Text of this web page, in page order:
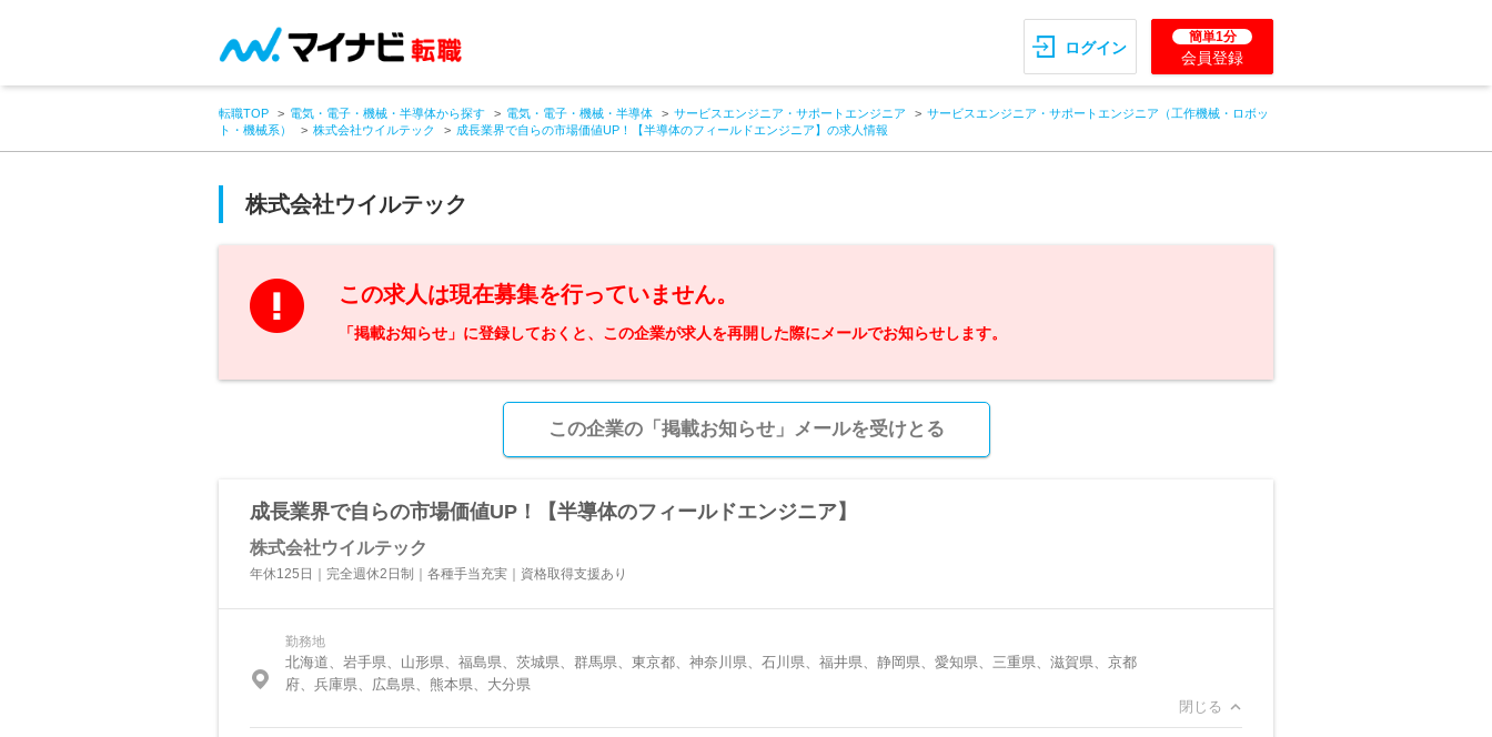
ログイン
簡単1分
会員登録
転職TOP 電気・電子・機械・半導体から探す 電気・電子・機械・半導体 サービスエンジニア・サポートエンジニア
サービスエンジニア・サポートエンジニア（工作機械・ロボッ
ト・機械系）
株式会社ウイルテック 成長業界で自らの市場価値UP！【半導体のフィールドエンジニア】の求人情報
株式会社ウイルテック
この求人は現在募集を行っていません。
「掲載お知らせ」に登録しておくと、この企業が求人を再開した際にメールでお知らせします。
この企業の「掲載お知らせ」メールを受けとる
成長業界で自らの市場価値UP！【半導体のフィールドエンジニア】
株式会社ウイルテック
年休125日｜完全週休2日制｜各種手当充実｜資格取得支援あり
勤務地
北海道、岩手県、山形県、福島県、茨城県、群馬県、東京都、神奈川県、石川県、福井県、静岡県、愛知県、三重県、滋賀県、京都
府、兵庫県、広島県、熊本県、大分県
閉じる